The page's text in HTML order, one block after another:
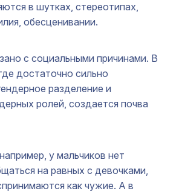
в шутках, стереотипах,
обесценивании.
с социальными причинами. В
достаточно сильно
разделение и
ролей, создается почва
у мальчиков нет
на равных с девочками,
как чужие. А в